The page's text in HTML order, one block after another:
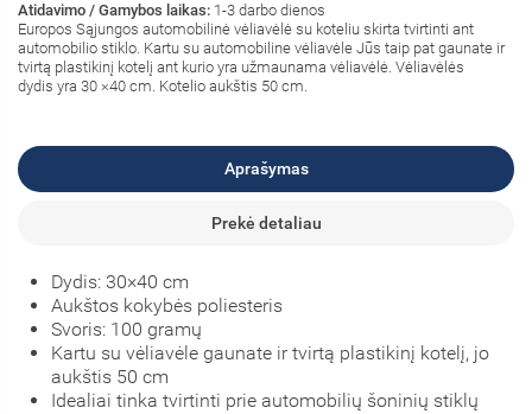
Atidavimo / Gamybos laikas: 1-3 darbo dienos
Europos Sąjungos automobilinė vėliavėlė su koteliu skirta tvirtinti ant
automobilio stiklo. Kartu su automobiline vėliavėle Jūs taip pat gaunate ir
tvirtą plastikinį kotelį ant kurio yra užmaunama vėliavėlė. Vėliavėlės
dydis yra 30 ×40 cm. Kotelio aukštis 50 cm.
Aprašymas
Prekė detaliau
Dydis: 30×40 cm
Aukštos kokybės poliesteris
Svoris: 100 gramų
Kartu su vėliavėle gaunate ir tvirtą plastikinį kotelį, jo
aukštis 50 cm
Idealiai tinka tvirtinti prie automobilių šoninių stiklų